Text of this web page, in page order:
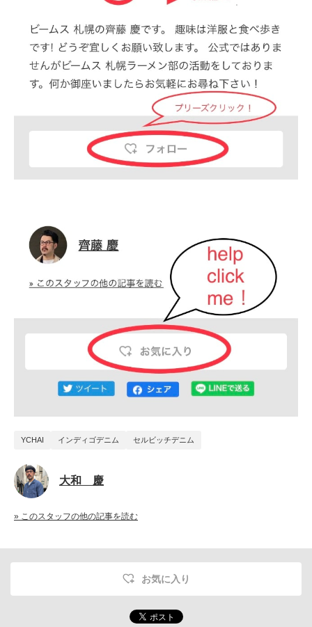
YCHAI インディゴデニム セルビッチデニム
大和 慶
» このスタッフの他の記事を読む
お気に入り